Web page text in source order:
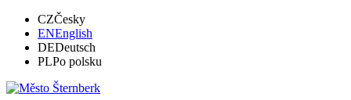
CZČesky
ENEnglish
DEDeutsch
PLPo polsku